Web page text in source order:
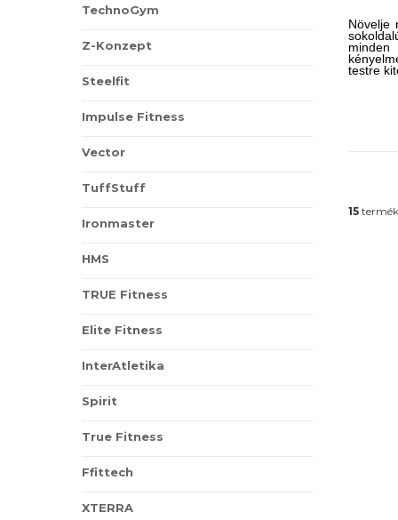
TechnoGym
Z-Konzept
Steelfit
Impulse Fitness
Vector
TuffStuff
Ironmaster
HMS
TRUE Fitness
Elite Fitness
InterAtletika
Spirit
True Fitness
Ffittech
XTERRA
Növelje
testre
15